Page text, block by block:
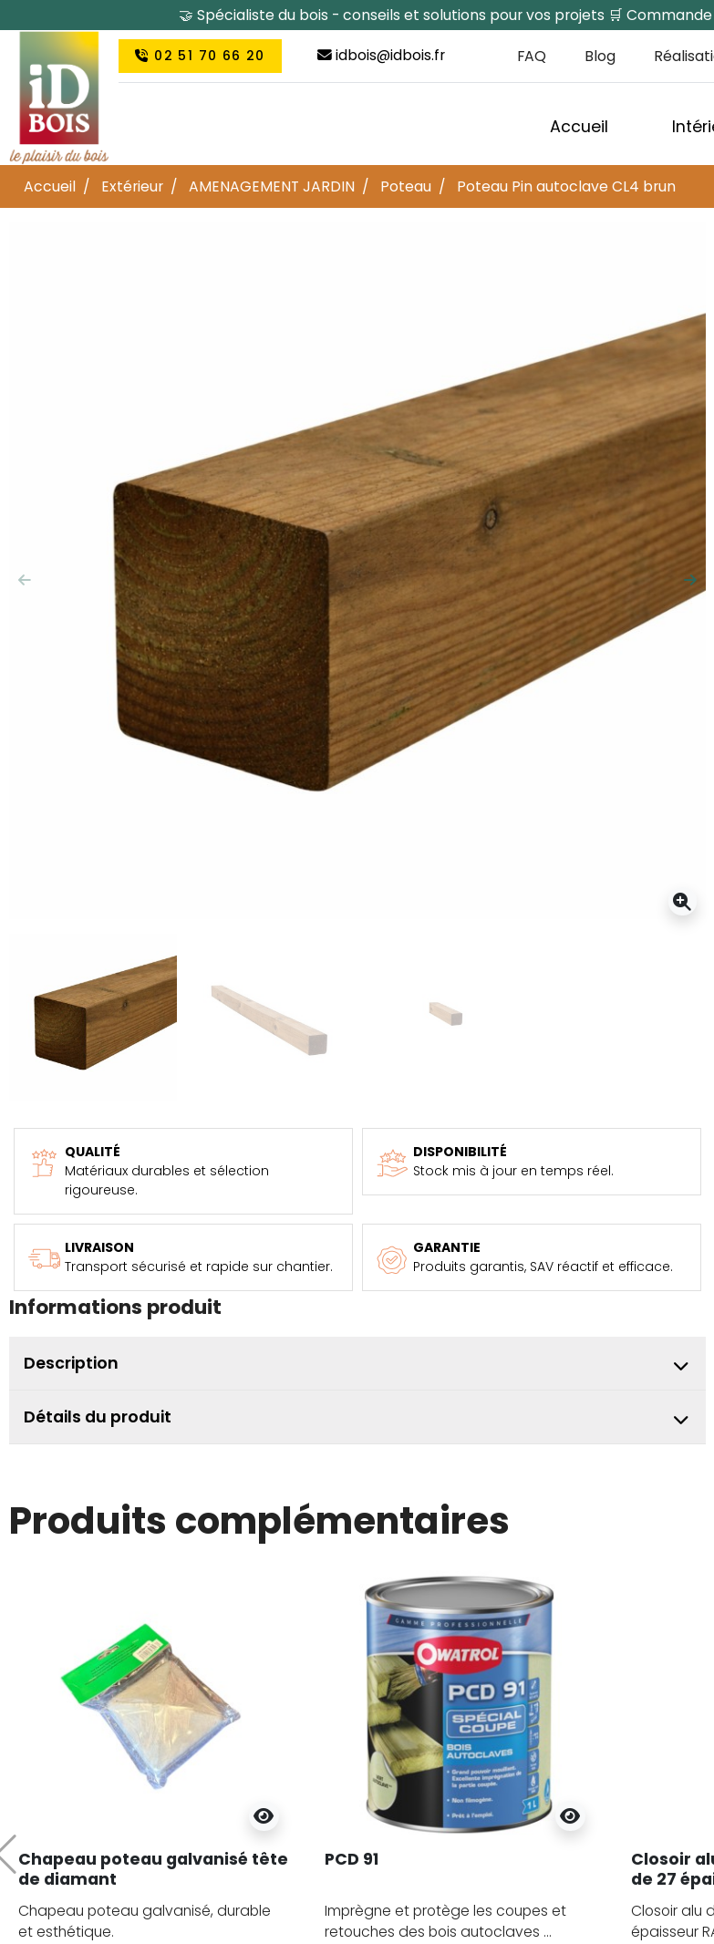
🤝 Spécialiste du bois - conseils et solutions pour vos projets 🛒
02 51 70 66 20 idbois@idbois.fr FAQ Blog
Accueil
Accueil Extérieur AMENAGEMENT JARDIN Poteau Poteau Pin autoclave CL4 brun
Précédent
QUALITÉ
Matériaux durables et sélection
rigoureuse.
DISPONIBILITÉ
Stock mis à jour en temps réel.
LIVRAISON
Transport sécurisé et rapide sur chantier.
GARANTIE
Produits garantis, SAV réactif et efficace.
Informations produit
Description
Détails du produit
Produits complémentaires
Chapeau poteau galvanisé tête
de diamant
Chapeau poteau galvanisé, durable
et esthétique.
PCD 91
Imprègne et protège les coupes et
retouches des bois autoclaves ...
Closoir
de 27
2.00 m
Closoir alu
épaisseur
Précédent